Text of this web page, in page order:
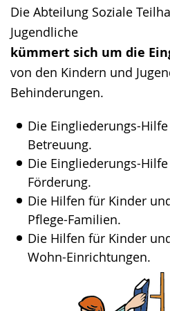
angezeigt.
Die Abteilung Soziale
Jugendliche
kümmert sich um die
von den Kindern und
Behinderungen.
Die Eingliederungs-
Betreuung.
Die Eingliederungs-
Förderung.
Die Hilfen für Kinder
Pflege-Familien.
Die Hilfen für Kinder
Wohn-Einrichtungen.